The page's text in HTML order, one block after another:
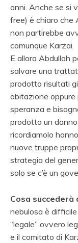
anni. Anche se si
free) è chiaro che
non partirebbe
comunque Karzai.
E allora Abdullah
salvare una
prodotto risultati
abitazione oppure
speranza e
prodotto un
ricordiamolo
nuove truppe
strategia del
solo se c’è un
Cosa succederà
nebulosa è difficile
“legale” ovvero
e il comitato di